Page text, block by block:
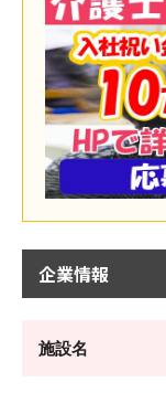
企業情報
施設名